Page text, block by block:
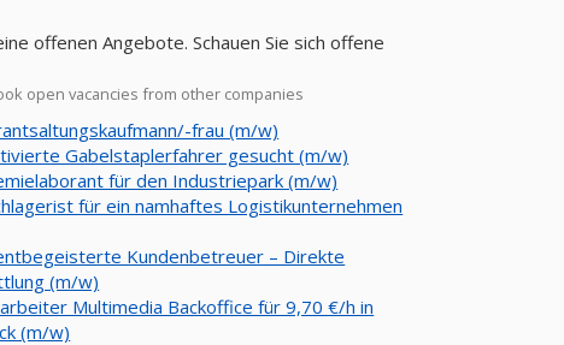
offenen Angebote. Schauen Sie sich offene
open vacancies from other companies
frau (m/w)
Gabelstaplerfahrer gesucht (m/w)
für den Industriepark (m/w)
für ein namhaftes Logistikunternehmen
Kundenbetreuer – Direkte
(m/w)
Multimedia Backoffice für 9,70 €/h in
(m/w)